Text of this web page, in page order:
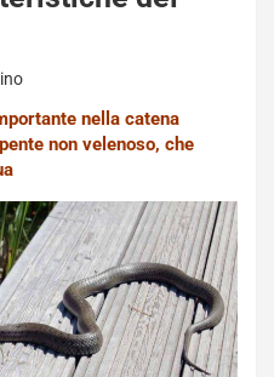
nella catena
non velenoso, che